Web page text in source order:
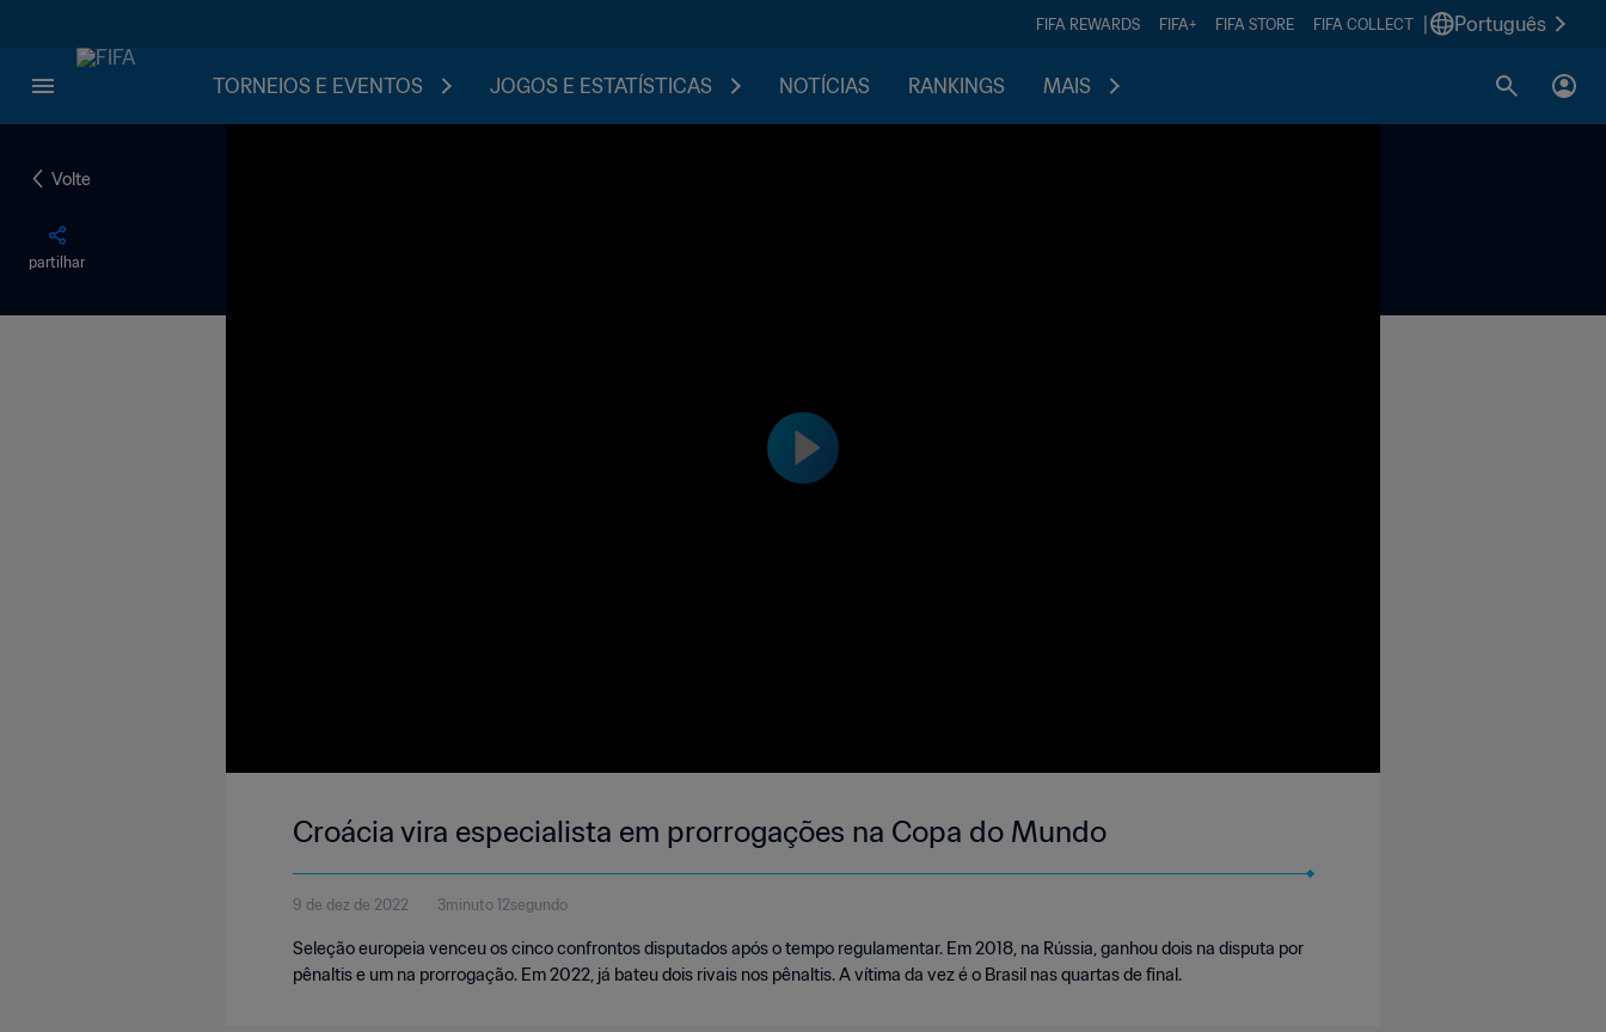
FIFA REWARDS FIFA+ FIFA STORE FIFA COLLECT Português
TORNEIOS E EVENTOS JOGOS E ESTATÍSTICAS NOTÍCIAS RANKINGS MAIS
Volte
partilhar
Croácia vira especialista em prorrogações na Copa do Mundo
9 de dez de 2022 3minuto 12segundo
Seleção europeia venceu os cinco confrontos disputados após o tempo regulamentar. Em 2018, na Rússia, ganhou dois na disputa por
pênaltis e um na prorrogação. Em 2022, já bateu dois rivais nos pênaltis. A vítima da vez é o Brasil nas quartas de final.